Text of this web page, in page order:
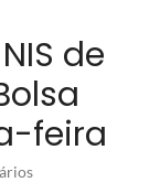
de
feira